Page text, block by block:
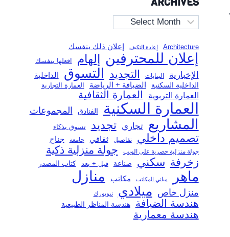
Archives
Architecture إعادة التكيف إعلان ذلك بنفسك
إعلان للمحترفين إلهام افعلها بنفسك
الإخبارية البنايات التجديد التسوق الداخلية
الداخلية السكنية الضيافة + الرياضة العمارة التجارية
العمارة التربوية العمارة الثقافية
العمارة السكنية الفنادق المجموعات
المشاريع تجاري تجديد تسوق بذكاء
تصميم داخلي تفاصيل ثقافي جامعة جناح
جولة منزلية حصرية على الويب
جولة منزلية ذكية
زخرفة سكني صناعة قبل + بعد كتاب المصدر
ماهر مباني المكاتب مكاتب منازل
منزل خاص ميلادي نيويورك
هندسة الضيافة هندسة المناظر الطبيعية
هندسة معمارية